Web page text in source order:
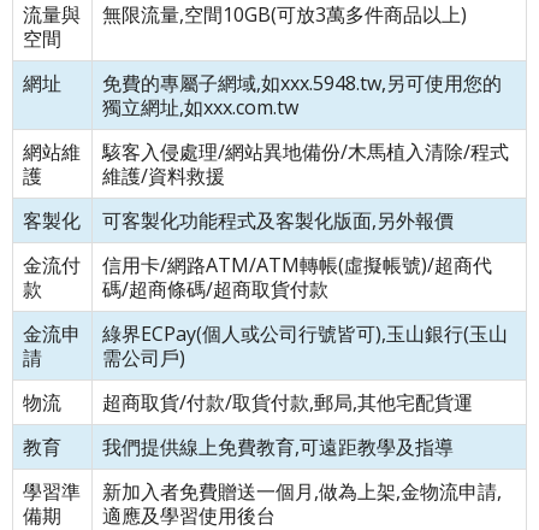
流量與
空間
無限流量,空間10GB(可放3萬多件商品以上)
網址
免費的專屬子網域,如xxx.5948.tw,另可使用您的
獨立網址,如xxx.com.tw
網站維
護
駭客入侵處理/網站異地備份/木馬植入清除/程式
維護/資料救援
客製化
可客製化功能程式及客製化版面,另外報價
金流付
款
信用卡/網路ATM/ATM轉帳(虛擬帳號)/超商代
碼/超商條碼/超商取貨付款
金流申
請
綠界ECPay(個人或公司行號皆可),玉山銀行(玉山
需公司戶)
物流
超商取貨/付款/取貨付款,郵局,其他宅配貨運
教育
我們提供線上免費教育,可遠距教學及指導
學習準
備期
新加入者免費贈送一個月,做為上架,金物流申請,
適應及學習使用後台